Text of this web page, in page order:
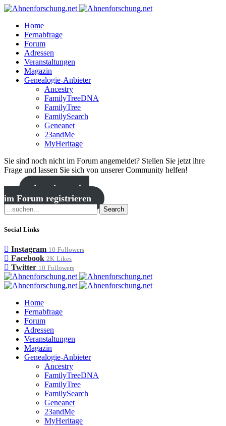
Home
Fernabfrage
Forum
Adressen
Veranstaltungen
Magazin
Genealogie-Anbieter
Ancestry
FamilyTreeDNA
FamilyTree
FamilySearch
Geneanet
23andMe
MyHeritage
Sie sind noch nicht im Forum angemeldet? Stellen Sie jetzt ihre
Frage und lassen Sie sich von unserer Community helfen!
Jetzt kostenlos
im Forum registrieren
Search
Social Links
Instagram 10 Followers
Facebook 2K Likes
Twitter 10 Followers
Home
Fernabfrage
Forum
Adressen
Veranstaltungen
Magazin
Genealogie-Anbieter
Ancestry
FamilyTreeDNA
FamilyTree
FamilySearch
Geneanet
23andMe
MyHeritage